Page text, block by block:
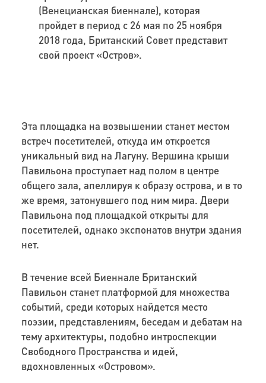
(Венецианская биеннале), которая
пройдет в период с 26 мая по 25 ноября
2018 года, Британский Совет представит
свой проект «Остров».
Эта площадка на возвышении станет местом
встреч посетителей, откуда им откроется
уникальный вид на Лагуну. Вершина крыши
Павильона проступает над полом в центре
общего зала, апеллируя к образу острова, и в то
же время, затонувшего под ним мира. Двери
Павильона под площадкой открыты для
посетителей, однако экспонатов внутри здания
нет.
В течение всей Биеннале Британский
Павильон станет платформой для множества
событий, среди которых найдется место
поэзии, представлениям, беседам и дебатам на
тему архитектуры, подобно интроспекции
Свободного Пространства и идей,
вдохновленных «Островом».